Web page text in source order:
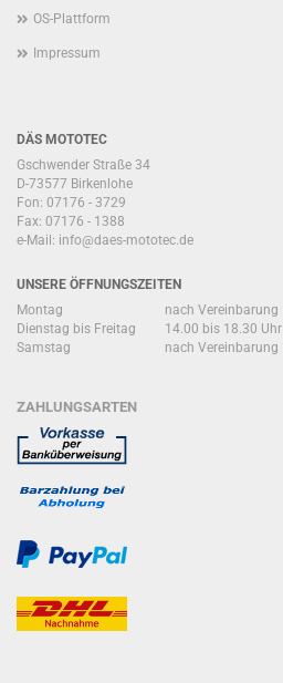
OS-Plattform
Impressum
DÄS MOTOTEC
Gschwender Straße 34
D-73577 Birkenlohe
Fon: 07176 - 3729
Fax: 07176 - 1388
e-Mail: info@daes-mototec.de
UNSERE ÖFFNUNGSZEITEN
Montag
nach Vereinbarung
Dienstag bis Freitag
14.00 bis 18.30 Uhr
Samstag
nach Vereinbarung
ZAHLUNGSARTEN